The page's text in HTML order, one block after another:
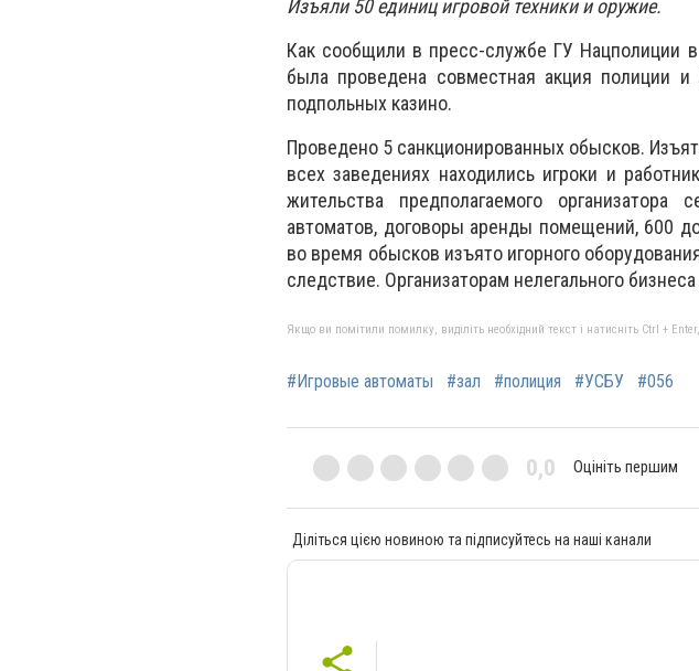
Изъяли 50 единиц игровой техники и оружие.
Как сообщили в пресс-службе ГУ Нацполиции
была проведена совместная акция полиции
подпольных казино.
Проведено 5 санкционированных обысков.
всех заведениях находились игроки и
жительства предполагаемого
автоматов, договоры аренды помещений, 600
во время обысков изъято игорного
следствие. Организаторам нелегального
Якщо ви помітили помилку, виділіть необхідний текст і натисніть Ctrl +
#Игровые автоматы #зал #полиция #УСБУ #056
0,0 Оцініть першим
Діліться цією новиною та підписуйтесь на наші канали